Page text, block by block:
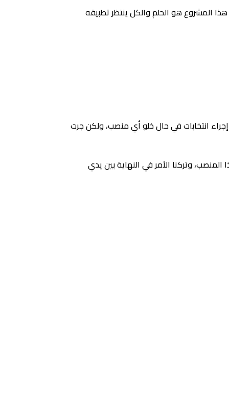
المشروع هو الحلم والكل ينتظر تطبيقه
انتخابات في حال خلو أي منصب، ولكن جرت
وتركنا الأمر في النهاية بين يدي